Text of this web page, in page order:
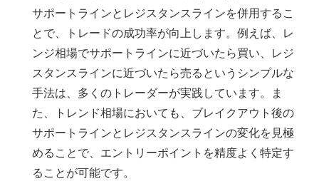
サポートラインとレジスタンスラインを併用するこ
とで、トレードの成功率が向上します。例えば、レ
ンジ相場でサポートラインに近づいたら買い、レジ
スタンスラインに近づいたら売るというシンプルな
手法は、多くのトレーダーが実践しています。ま
た、トレンド相場においても、ブレイクアウト後の
サポートラインとレジスタンスラインの変化を見極
めることで、エントリーポイントを精度よく特定す
ることが可能です。